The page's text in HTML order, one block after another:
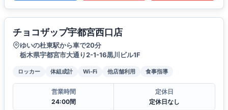
チョコザップ宇都宮西口店
ゆいの杜東駅から車で20分
栃木県宇都宮市大通り2-1-16黒川ビル1F
ロッカー 体組成計 Wi-Fi 他店舗利用 食事指導
営業時間
24:00間
定休日
定休日なし